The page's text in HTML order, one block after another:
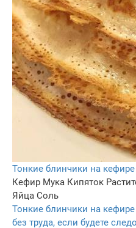
Тонкие блинчики на
Кефир Мука Кипяток
Яйца Соль
Тонкие блинчики на
без труда, если будете